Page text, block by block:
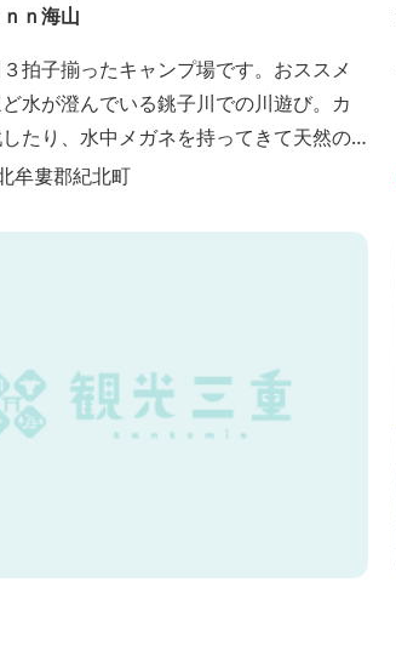
ｎ海山
拍子揃ったキャンプ場です。おススメ
水が澄んでいる銚子川での川遊び。カ
たり、水中メガネを持ってきて天然の
。 また、ウッディークラフ
。森林浴を楽しんだり、一日中遊び、
牟婁郡紀北町